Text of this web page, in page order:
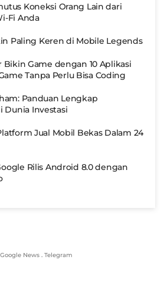
Koneksi Orang Lain dari
Fi Anda
Paling Keren di Mobile Legends
Bikin Game dengan 10 Aplikasi
Tanpa Perlu Bisa Coding
Panduan Lengkap
Dunia Investasi
Jual Mobil Bekas Dalam 24
Rilis Android 8.0 dengan
Google News . Telegram